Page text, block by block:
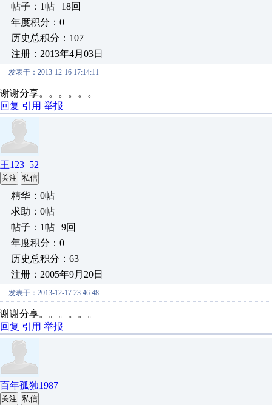
帖子：1帖 | 18回
年度积分：0
历史总积分：107
注册：2013年4月03日
发表于：2013-12-16 17:14:11
谢谢分享。。。。。。
回复 引用 举报
王123_52
关注 私信
精华：0帖
求助：0帖
帖子：1帖 | 9回
年度积分：0
历史总积分：63
注册：2005年9月20日
发表于：2013-12-17 23:46:48
谢谢分享。。。。。。
回复 引用 举报
百年孤独1987
关注 私信